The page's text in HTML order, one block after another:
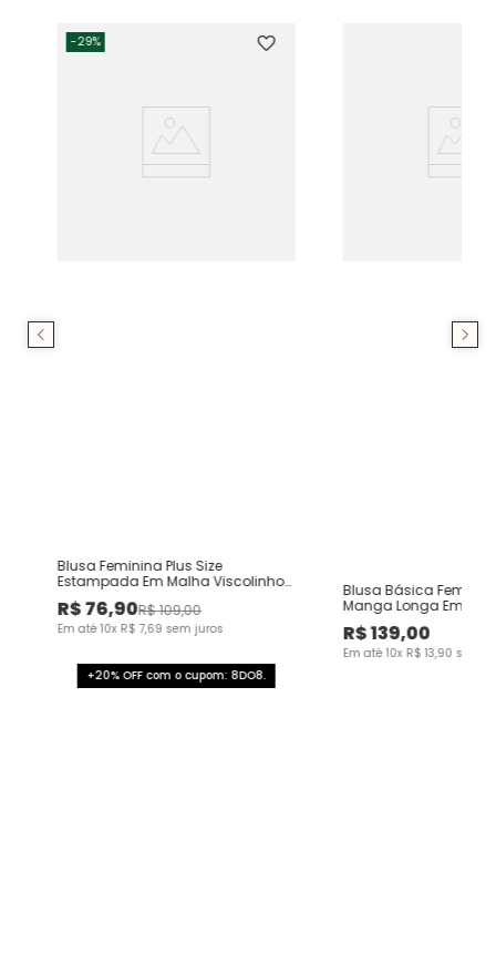
-29%
Blusa Feminina Plus Size
Estampada Em Malha Viscolinho
Stretch
R$76,90R$109,00
Em até10xR$ 7,69 sem juros
+20% OFF com o cupom: 8DO8.
Blusa Básica
Manga Longa Em
Viscose
R$139,00
Em até10x R$ 13,90 sem